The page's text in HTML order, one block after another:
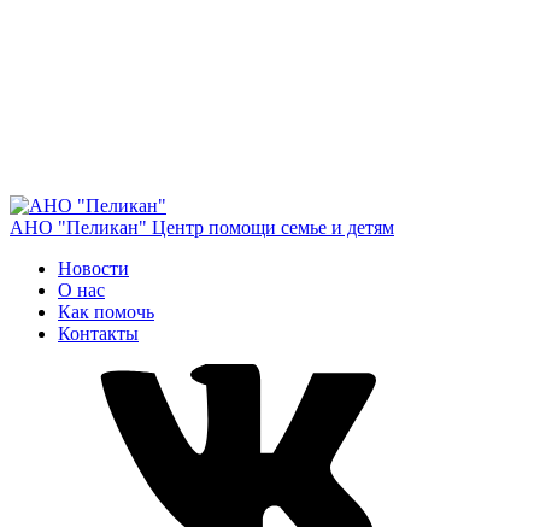
АНО "Пеликан" Центр помощи семье и детям
Новости
О нас
Как помочь
Контакты